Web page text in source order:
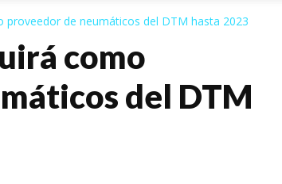
proveedor de neumáticos del DTM hasta 2023
como
del DTM